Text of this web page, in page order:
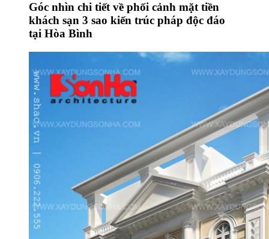
Góc nhìn chi tiết về phối cảnh mặt tiền
khách sạn 3 sao kiến trúc pháp độc đáo
tại Hòa Bình